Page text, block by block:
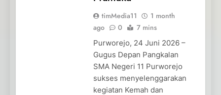
timMedia11
1 month
ago
0 7 mins
Purworejo, 24 Juni 2026 –
Gugus Depan Pangkalan
SMA Negeri 11 Purworejo
sukses menyelenggarakan
kegiatan Kemah dan